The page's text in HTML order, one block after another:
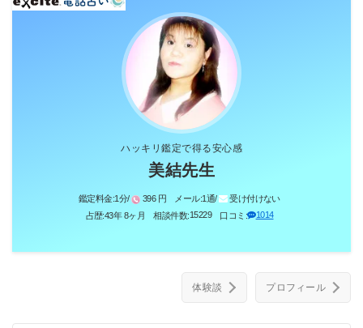
ハッキリ鑑定で得る安心感
美結先生
鑑定料金:1分/ 396 円 メール:1通/
受け付けない
占歴:43年 8ヶ月 相談件数:15229 口コミ: 1014
体験談 プロフィール